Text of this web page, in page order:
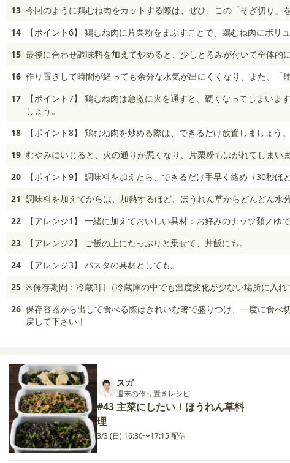
13 今回のように鶏むね肉をカットする際は、ぜひ、この「そぎ切り」
14
【ポイント6】 鶏むね肉に片栗粉をまぶすことで、鶏むね肉にボリ
15 最後に合わせ調味料を加えて炒めると、少しとろみが付いて全体的
16 作り置きして時間が経っても余分な水気が出にくくなり、また、「
17
【ポイント7】 鶏むね肉は急激に火を通すと、硬くなってしまいま
しょう。
18
【ポイント8】 鶏むね肉を炒める際は、できるだけ放置しましょう。
19 むやみにいじると、火の通りが悪くなり、片栗粉もはがれてしまいま
20
【ポイント9】 調味料を加えたら、できるだけ手早く絡め（30秒ほ
21 調味料を加えてからは、加熱するほど、ほうれん草からどんどん水
22
【アレンジ1】 一緒に加えておいしい具材：お好みのナッツ類／
23
【アレンジ2】 ご飯の上にたっぷりと乗せて、丼飯にも。
24
【アレンジ3】 パスタの具材としても。
25 ※保存期間：冷蔵3日（冷蔵庫の中でも温度変化が少ない場所に入れ
26 保存容器から出して食べる際はきれいな箸で盛りつけ、一度に食べ
戻して下さい！
スガ
週末の作り置きレシピ
#43 主菜にしたい！ほうれん草料
理
3/3 (日) 16:30〜17:15 配信